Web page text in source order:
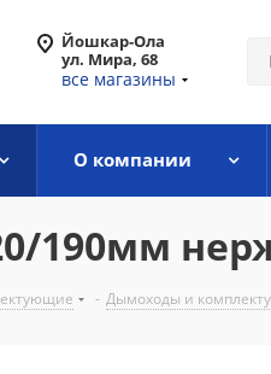
Йошкар-Ола
ул. Мира, 68
все магазины
О компании
190мм
- Дымоходы и